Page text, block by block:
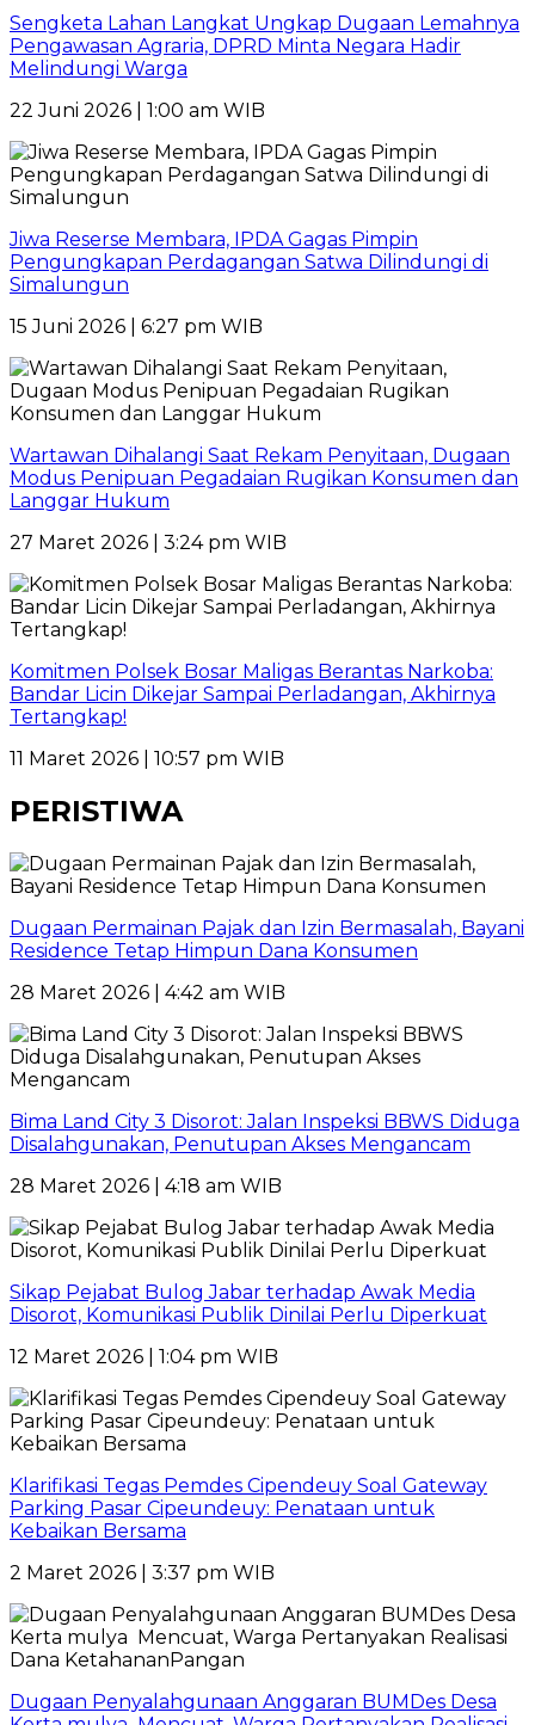
Sengketa Lahan Langkat Ungkap Dugaan Lemahnya
Pengawasan Agraria, DPRD Minta Negara Hadir
Melindungi Warga
22 Juni 2026 | 1:00 am WIB
Jiwa Reserse Membara, IPDA Gagas Pimpin
Pengungkapan Perdagangan Satwa Dilindungi di
Simalungun
15 Juni 2026 | 6:27 pm WIB
Wartawan Dihalangi Saat Rekam Penyitaan, Dugaan
Modus Penipuan Pegadaian Rugikan Konsumen dan
Langgar Hukum
27 Maret 2026 | 3:24 pm WIB
Komitmen Polsek Bosar Maligas Berantas Narkoba:
Bandar Licin Dikejar Sampai Perladangan, Akhirnya
Tertangkap!
11 Maret 2026 | 10:57 pm WIB
PERISTIWA
Dugaan Permainan Pajak dan Izin Bermasalah, Bayani
Residence Tetap Himpun Dana Konsumen
28 Maret 2026 | 4:42 am WIB
Bima Land City 3 Disorot: Jalan Inspeksi BBWS Diduga
Disalahgunakan, Penutupan Akses Mengancam
28 Maret 2026 | 4:18 am WIB
Sikap Pejabat Bulog Jabar terhadap Awak Media
Disorot, Komunikasi Publik Dinilai Perlu Diperkuat
12 Maret 2026 | 1:04 pm WIB
Klarifikasi Tegas Pemdes Cipendeuy Soal Gateway
Parking Pasar Cipeundeuy: Penataan untuk
Kebaikan Bersama
2 Maret 2026 | 3:37 pm WIB
Dugaan Penyalahgunaan Anggaran BUMDes Desa